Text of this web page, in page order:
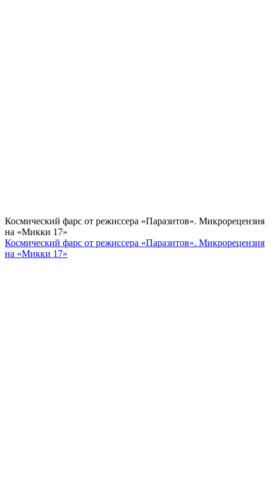
Космический фарс от режиссера «Паразитов». Микрорецензия
на «Микки 17»
Космический фарс от режиссера «Паразитов». Микрорецензия
на «Микки 17»